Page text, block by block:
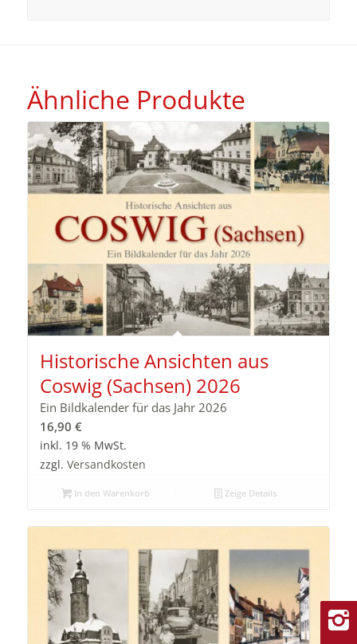
Ähnliche Produkte
Historische Ansichten aus
Coswig (Sachsen) 2026
Ein Bildkalender für das Jahr 2026
16,90 €
inkl. 19 % MwSt.
zzgl. Versandkosten
In den Warenkorb Zeige Details